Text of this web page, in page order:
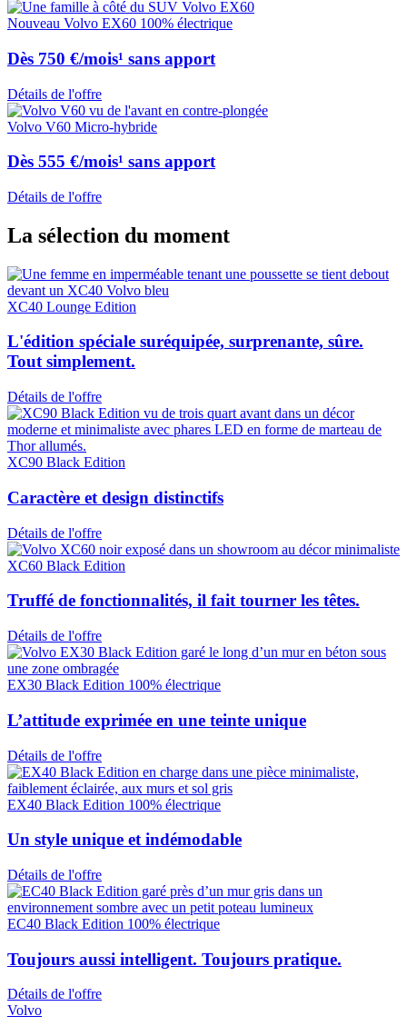
Nouveau Volvo EX60 100% électrique
Dès 750 €/mois¹ sans apport
Détails de l'offre
Volvo V60 Micro-hybride
Dès 555 €/mois¹ sans apport
Détails de l'offre
La sélection du moment
XC40 Lounge Edition
L'édition spéciale suréquipée, surprenante, sûre.
Tout simplement.
Détails de l'offre
XC90 Black Edition
Caractère et design distinctifs
Détails de l'offre
XC60 Black Edition
Truffé de fonctionnalités, il fait tourner les têtes.
Détails de l'offre
EX30 Black Edition 100% électrique
L’attitude exprimée en une teinte unique
Détails de l'offre
EX40 Black Edition 100% électrique
Un style unique et indémodable
Détails de l'offre
EC40 Black Edition 100% électrique
Toujours aussi intelligent. Toujours pratique.
Détails de l'offre
Volvo